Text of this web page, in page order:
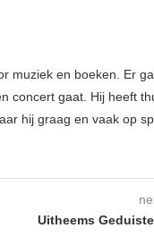
muziek en boeken. Er
concert gaat. Hij heeft
hij graag en vaak op
Uitheems